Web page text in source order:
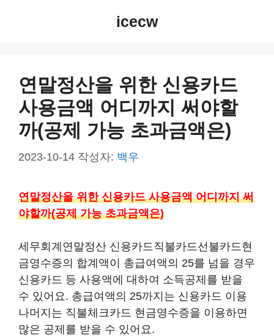
icecw
연말정산을 위한 신용카드
사용금액 어디까지 써야할
까(공제 가능 초과금액은)
2023-10-14 작성자: 백우
연말정산을 위한 신용카드 사용금액 어디까지 써
야할까(공제 가능 초과금액은)
세무회계연말정산 신용카드직불카드선불카드현
금영수증의 합계액이 총급여액의 25를 넘을 경우
신용카드 등 사용액에 대하여 소득공제를 받을
수 있어요. 총급여액의 25까지는 신용카드 이용
나머지는 직불체크카드 현금영수증을 이용하면
많은 공제를 받을 수 있어요.